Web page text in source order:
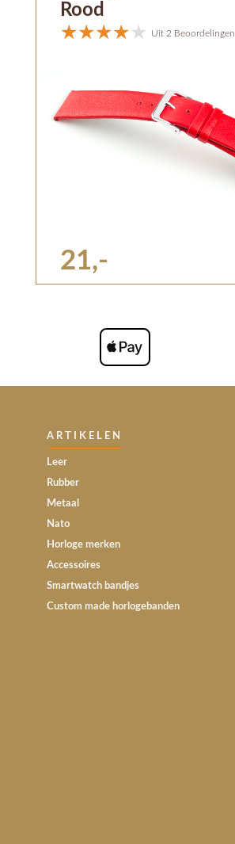
Rood
Uit 2 Beoordelingen
21,-
ARTIKELEN
Leer
Rubber
Metaal
Nato
Horloge merken
Accessoires
Smartwatch bandjes
Custom made horlogebanden